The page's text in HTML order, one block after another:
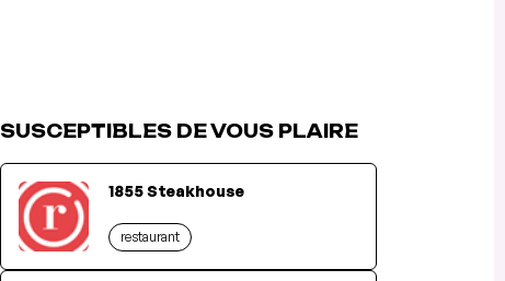
SUSCEPTIBLES DE VOUS PLAIRE
1855 Steakhouse
restaurant